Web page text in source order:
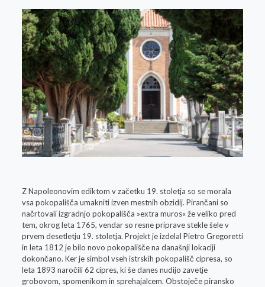
Z Napoleonovim ediktom v začetku 19. stoletja so se morala
vsa pokopališča umakniti izven mestnih obzidij. Pirančani so
načrtovali izgradnjo pokopališča »extra muros« že veliko pred
tem, okrog leta 1765, vendar so resne priprave stekle šele v
prvem desetletju 19. stoletja. Projekt je izdelal Pietro Gregoretti
in leta 1812 je bilo novo pokopališče na današnji lokaciji
dokončano. Ker je simbol vseh istrskih pokopališč cipresa, so
leta 1893 naročili 62 cipres, ki še danes nudijo zavetje
grobovom, spomenikom in sprehajalcem. Obstoječe piransko